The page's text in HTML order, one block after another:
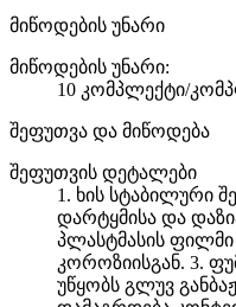
მიწოდების უნარი
მიწოდების უნარი:
10 კომპლექტი/
შეფუთვა და მიწოდება
შეფუთვის დეტალები
1. ხის სტაბილური
დარტყმისა და
პლასტმასის ფილმი
კოროზიისგან. 3.
უწყობს გლუვ